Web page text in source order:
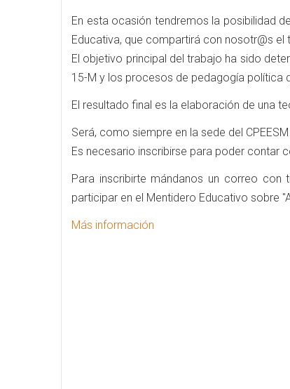
En esta ocasión tendremos la posibilidad
Educativa, que compartirá con nosotr@s
El objetivo principal del trabajo ha sido
15-M y los procesos de pedagogía política
El resultado final es la elaboración de una
Será, como siempre en la sede del
Es necesario inscribirse para poder contar
Para inscribirte mándanos un correo con
participar en el Mentidero Educativo sobre
Más información